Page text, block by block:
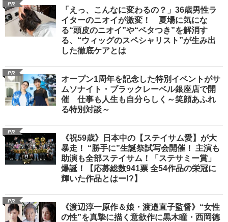
PR
「えっ、こんなに変わるの？」36歳男性ラ
イターのニオイが激変！ 夏場に気にな
る“頭皮のニオイ”や“ベタつき”を解消す
る、“ウィッグのスペシャリスト”が生み出
した徹底ケアとは
PR
オープン1周年を記念した特別イベントがサ
ムソナイト・ブラックレーベル銀座店で開
催 仕事も人生も自分らしく～笑顔あふれ
る特別対談～
PR
《祝59歳》日本中の【ステイサム愛】が大
暴走！ “勝手に”生誕祭試写会開催！ 主演も
助演も全部ステイサム！「ステサミー賞」
爆誕！【応募総数941票 全54作品の栄冠に
輝いた作品とはー!?】
PR
《渡辺淳一原作＆娘・渡邉直子監督》“女性
の性”を真摯に描く意欲作に黒木瞳・西岡德